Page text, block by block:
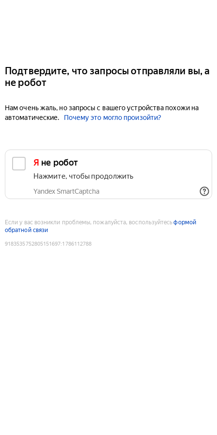
Подтвердите, что запросы отправляли вы, а
не робот
Нам очень жаль, но запросы с вашего устройства похожи на
автоматические.
Почему это могло произойти?
Я не робот
Нажмите, чтобы продолжить
Yandex SmartCaptcha
Если у вас возникли проблемы, пожалуйста, воспользуйтесьформой
обратной связи
9183535752805151697:1786112788